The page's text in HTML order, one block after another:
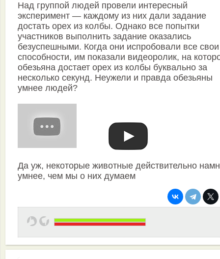
Над группой людей провели интересный
эксперимент — каждому из них дали задание
достать орех из колбы. Однако все попытки
участников выполнить задание оказались
безуспешными. Когда они испробовали все свои
способности, им показали видеоролик, на
обезьяна достает орех из колбы буквально за
несколько секунд. Неужели и правда обезьяны
умнее людей?
Да уж, некоторые животные действительно
умнее, чем мы о них думаем